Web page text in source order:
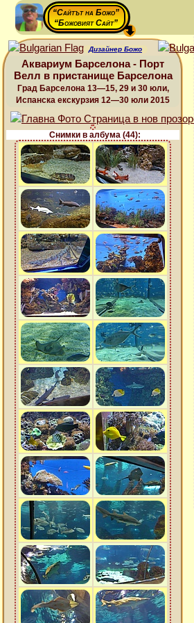
“Сайтът на Божо”
“Божовият Сайт”
Дизайнер Божо
Аквариум Барселона - Порт
Велл в пристанище Барселона
Град Барселона 13—15, 29 и 30 юли,
Испанска екскурзия 12—30 юли 2015
Снимки в албума (44):